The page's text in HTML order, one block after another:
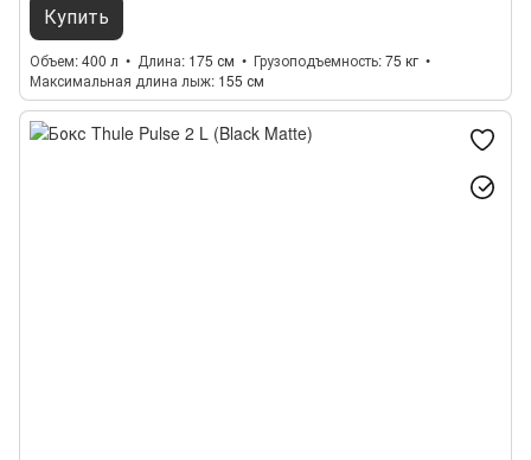
Купить
Объем 400 л Длина 175 см Грузоподъемность 75 кг
Максимальная длина лыж 155 см